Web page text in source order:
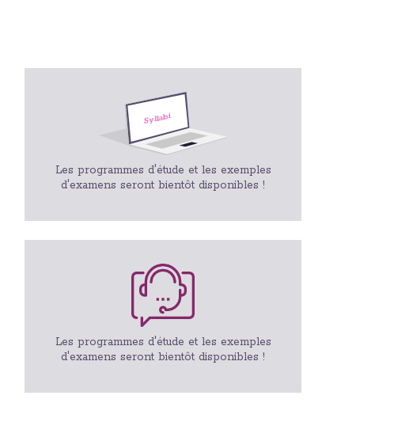
Les programmes d'étude et les exemples
d'examens seront bientôt disponibles !
Les programmes d'étude et les exemples
d'examens seront bientôt disponibles !